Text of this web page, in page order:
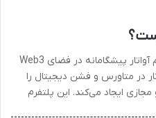
مجموعه کریپتو جینیز یک اکوسیستم آواتار پیشگامانه در فضای Web3
در متاورس و فشن دیجیتال را
ایجاد می‌کند. این پلتفرم